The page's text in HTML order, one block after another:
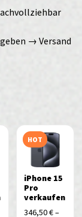
→ Versand
HOT
iPhone 15
Pro
verkaufen
346,50€–